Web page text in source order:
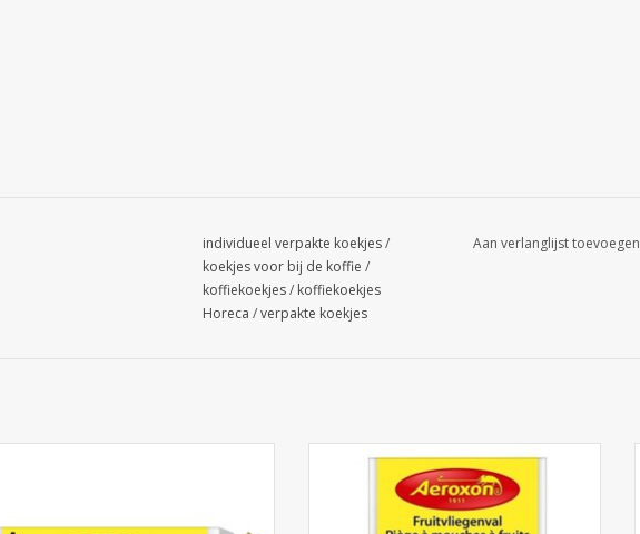
individueel verpakte koekjes/
koekjes voor bij de koffie /
koffiekoekjes/ koffiekoekjes
Horeca /verpakte koekjes
Aan verlanglijst toevoegen
Fruitvliegenval (biervliegjes) 1st. - Aeroxon
TOEVOEGEN AAN WINKELWAGEN